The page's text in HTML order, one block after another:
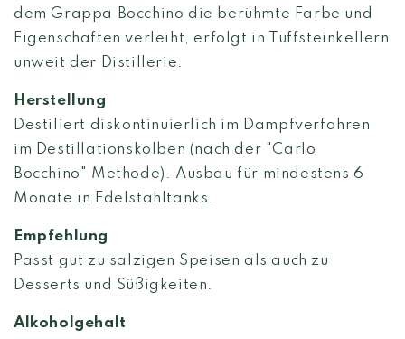
dem Grappa Bocchino die berühmte Farbe und
Eigenschaften verleiht, erfolgt in Tuffsteinkellern
unweit der Distillerie.
Herstellung
Destiliert diskontinuierlich im Dampfverfahren
im Destillationskolben (nach der "Carlo
Bocchino" Methode). Ausbau für mindestens 6
Monate in Edelstahltanks.
Empfehlung
Passt gut zu salzigen Speisen als auch zu
Desserts und Süßigkeiten.
Alkoholgehalt